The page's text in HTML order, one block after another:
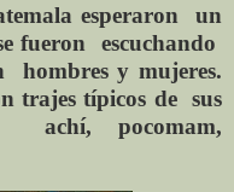
esperaron
un
fueron
escuchando
hombres y mujeres.
trajes típicos de sus
achí, pocomam,